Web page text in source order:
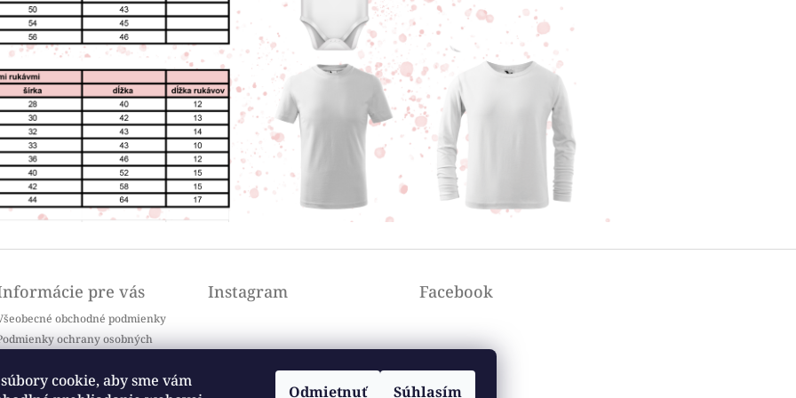
cookie, aby sme vám
Odmietnuť Súhlasím
pre vás
obchodné podmienky
ochrany osobných
Doprava a platba
Instagram Facebook